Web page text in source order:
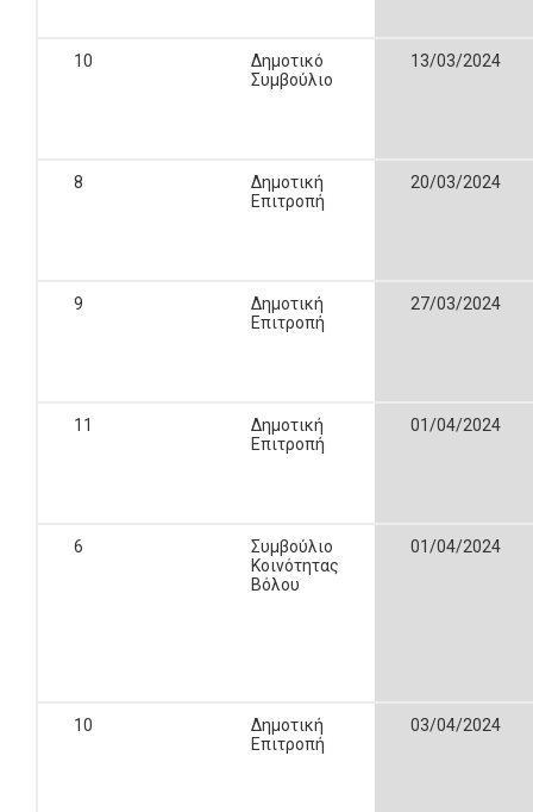
10
Δημοτικό
Συμβούλιο
13/03/2024
8
Δημοτική
Επιτροπή
20/03/2024
9
Δημοτική
Επιτροπή
27/03/2024
11
Δημοτική
Επιτροπή
01/04/2024
6
Συμβούλιο
Κοινότητας
Βόλου
01/04/2024
10
Δημοτική
Επιτροπή
03/04/2024